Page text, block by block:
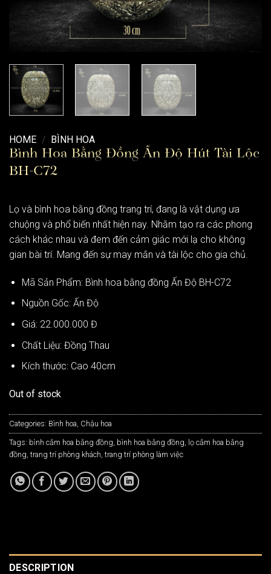
HOME / BÌNH HOA
Bình Hoa Bằng Đồng Ấn Độ Hút Tài Lộc
BH-C72
Lọ và bình hoa bằng đồng trang trí, đang là vật dụng ưa
chuộng và phổ biến nhất hiện nay. Nhằm tạo ra các phong
cách khác nhau và đem đến cảm giác mới lạ cho không
gian bài trí. Mang đến sự may mắn và tài lộc cho gia chủ.
Mã Sản Phẩm: Bình hoa bằng đồng Ấn Độ BH-C72
Nguồn Gốc: Ấn Độ
Giá: 22.000.000 Đ
Chất Liệu: Đồng Thau
Kích thước: Cao 40cm
Out of stock
Categories: Bình hoa Chậu hoa
Tags: bình cắm hoa bằng đồng bình hoa bằng đồng
lọ cắm hoa bằng
đồng trang trí phòng khách trang trí phòng làm việc
DESCRIPTION